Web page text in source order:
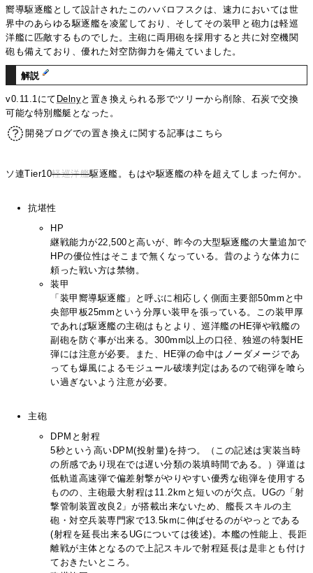
嚮導駆逐艦として設計されたこのハバロフスクは、速力においては世
界中のあらゆる駆逐艦を凌駕しており、そしてその装甲と砲力は軽巡
洋艦に匹敵するものでした。主砲に両用砲を採用すると共に対空機関
砲も備えており、優れた対空防御力を備えていました。
解説
v0.11.1にて Delnyと置き換えられる形でツリーから削除、石炭で交換
可能な特別艦艇となった。
開発ブログでの置き換えに関する記事はこちら
ソ連Tier10軽巡洋艦駆逐艦。もはや駆逐艦の枠を超えてしまった何か。
抗堪性
HP
継戦能力が22,500と高いが、昨今の大型駆逐艦の大量追加で
HPの優位性はそこまで無くなっている。昔のような体力に
頼った戦い方は禁物。
装甲
「装甲嚮導駆逐艦」と呼ぶに相応しく側面主要部50mmと中
央部甲板25mmという分厚い装甲を張っている。この装甲厚
であれば駆逐艦の主砲はもとより、巡洋艦のHE弾や戦艦の
副砲を防ぐ事が出来る。300mm以上の口径、独巡の特製HE
弾には注意が必要。また、HE弾の命中はノーダメージであ
っても爆風によるモジュール破壊判定はあるので砲弾を喰ら
い過ぎないよう注意が必要。
主砲
DPMと射程
5秒という高いDPM(投射量)を持つ。（この記述は実装当時
の所感であり現在では遅い分類の装填時間である。）弾道は
低軌道高速弾で偏差射撃がやりやすい優秀な砲弾を使用する
ものの、主砲最大射程は11.2kmと短いのが欠点。UGの「射
撃管制装置改良2」が搭載出来ないため、艦長スキルの主
砲・対空兵装専門家で13.5kmに伸ばせるのがやっとである
(射程を延長出来るUGについては後述)。本艦の性能上、長距
離戦が主体となるので上記スキルで射程延長は是非とも付け
ておきたいところ。